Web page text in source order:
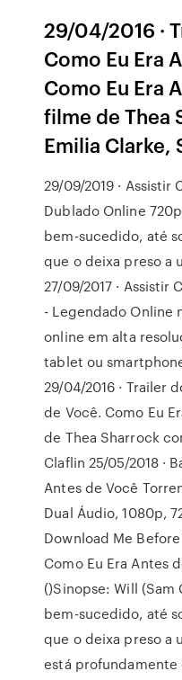
29/04/2016 ·
Como Eu Era
Como Eu Era
filme de Thea
Emilia Clarke,
29/09/2019 · Assistir
Dublado Online
bem-sucedido, até
que o deixa preso a
27/09/2017 · Assistir
- Legendado Online
online em alta
tablet ou
29/04/2016 · Trailer
de Você. Como Eu
de Thea Sharrock
Claflin 25/05/2018 ·
Antes de Você
Dual Áudio, 1080p,
Download Me
Como Eu Era Antes
()Sinopse: Will
bem-sucedido, até
que o deixa preso a
está